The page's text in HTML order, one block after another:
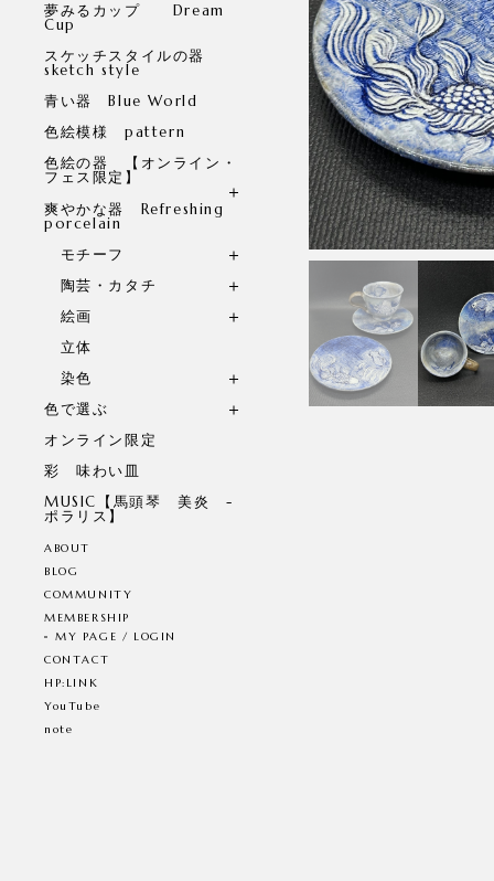
夢みるカップ Dream
Cup
スケッチスタイルの器
sketch style
青い器 Blue World
色絵模様 pattern
色絵の器 【オンライン・
フェス限定】
爽やかな器 Refreshing
porcelain
モチーフ
陶芸・カタチ
絵画
立体
染色
色で選ぶ
オンライン限定
彩 味わい皿
MUSIC【馬頭琴 美炎 -
ポラリス】
ABOUT
BLOG
COMMUNITY
MEMBERSHIP
MY PAGE / LOGIN
CONTACT
HP:LINK
YouTube
note